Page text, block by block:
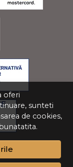
oferi
sunteti
de cookies,